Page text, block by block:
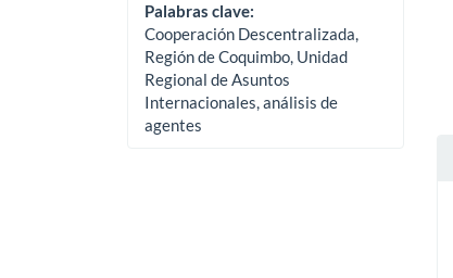
Palabras clave:
Cooperación Descentralizada,
Región de Coquimbo, Unidad
Regional de Asuntos
Internacionales, análisis de
agentes